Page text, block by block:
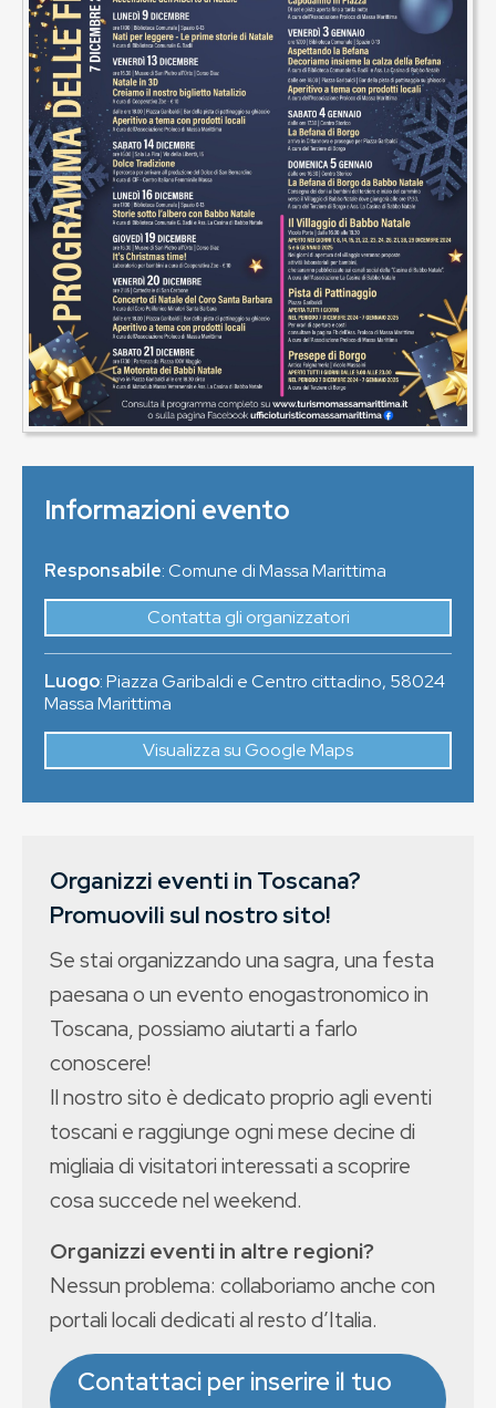
Informazioni evento
Responsabile: Comune di Massa Marittima
Contatta gli organizzatori
Luogo:Piazza Garibaldi e Centro cittadino, 58024
Massa Marittima
Visualizza su Google Maps
Organizzi eventi in Toscana?
Promuovili sul nostro sito!
Se stai organizzando una sagra, una festa
paesana o un evento enogastronomico in
Toscana, possiamo aiutarti a farlo
conoscere!
Il nostro sito è dedicato proprio agli eventi
toscani e raggiunge ogni mese decine di
migliaia di visitatori interessati a scoprire
cosa succede nel weekend.
Organizzi eventi in altre regioni?
Nessun problema: collaboriamo anche con
portali locali dedicati al resto d’Italia.
Contattaci per inserire il tuo